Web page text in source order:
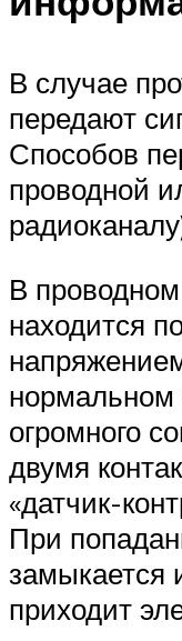
В случае
передают
Способов
проводной
В
находится
нормальном
огромного
двумя
«датчик-
При
замыкается
приходит